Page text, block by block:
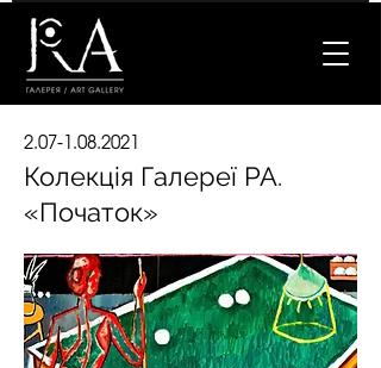
2.07-1.08.2021
Колекція Галереї РА.
«Початок»